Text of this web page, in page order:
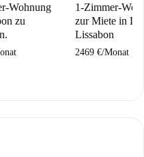
Wohnung
zu
1-Zimmer-
zur Miete in
Lissabon
2469 €/Monat